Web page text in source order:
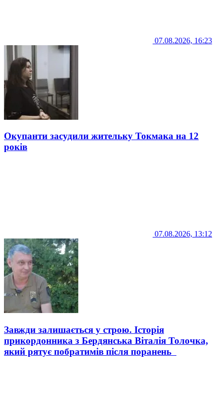
07.08.2026, 16:23
Окупанти засудили жительку Токмака на 12
років
07.08.2026, 13:12
Завжди залишається у строю. Історія
прикордонника з Бердянська Віталія Толочка,
який рятує побратимів після поранень